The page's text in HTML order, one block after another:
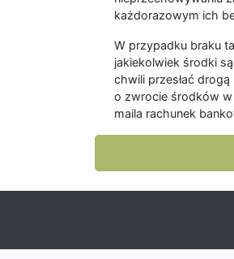
każdorazowym ich
W przypadku braku
jakiekolwiek środki
chwili przesłać
o zwrocie środków w
maila rachunek